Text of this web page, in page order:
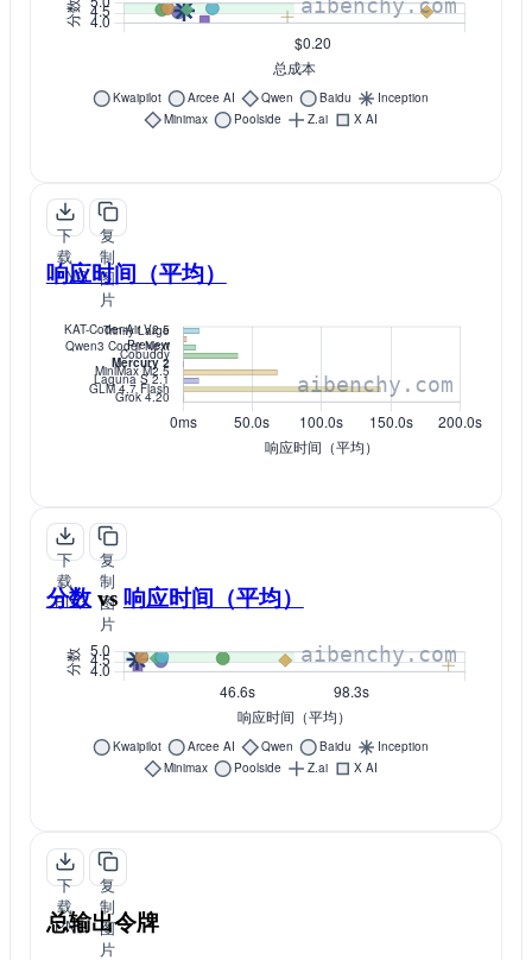
下
载
PNG
复
制
图
片
响应时间（平均）
下
载
PNG
复
制
图
片
分数 vs 响应时间（平均）
下
载
PNG
复
制
图
片
总输出令牌